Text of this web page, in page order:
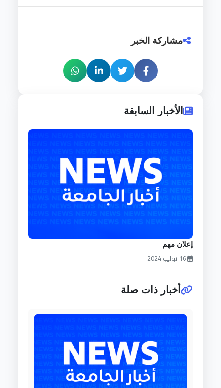
مشاركة الخبر
الأخبار السابقة
إعلان مهم
16 يوليو 2024
أخبار ذات صلة